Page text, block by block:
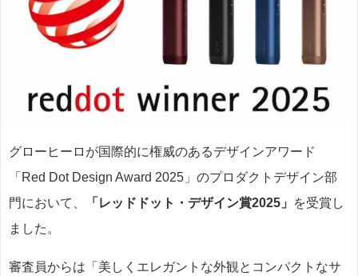
グローヒーロが国際的に権威のあるデザインアワード
「Red Dot Design Award 2025」のプロダクトデザイン部
門において、
「レッドドット・デザイン賞2025」
を受賞し
ました。
審査員からは「美しくエレガントな外観とコンパクトなサ